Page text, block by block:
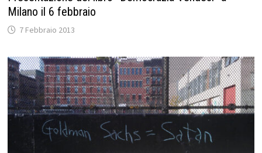
Milano il 6 febbraio
7 Febbraio 2013